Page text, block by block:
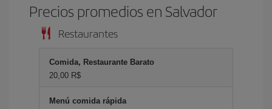
Precios promedios en Salvador
Restaurantes
Comida, Restaurante Barato
20,00 R$
Menú comida rápida